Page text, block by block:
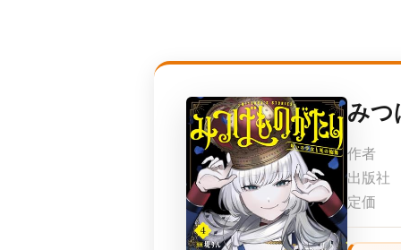
みつ
作者
出版社
定価